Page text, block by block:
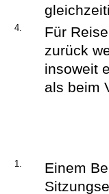
4.
Für
zurück
insoweit
als beim
1.
Einem